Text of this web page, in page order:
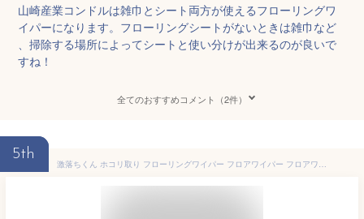
山崎産業コンドルは雑巾とシート両方が使えるフローリングワ
イパーになります。フローリングシートがないときは雑巾など
、掃除する場所によってシートと使い分けが出来るのが良いで
すね！
全てのおすすめコメント（2件）
5th
激落ちくん ホコリ取り フローリングワイパー フロアワイパー フロアワイプ 床用ワイパー スタンド 掃除用具 ハンディモップ ホコリ掃除 ホコリ取りブラシ 時短 ケース付 本体 ロング 汚れ 大掃除 トレループ ワイパーフローリング用 レック ダイレクト lec